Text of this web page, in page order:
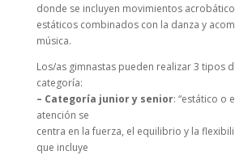
donde se incluyen movimientos
estáticos combinados con la danza y
música.
Los/as gimnastas pueden realizar 3 tipos
categoría:
– Categoría junior y senior: “estático o
atención se
centra en la fuerza, el equilibrio y la
que incluye